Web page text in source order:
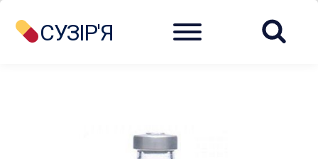
СУЗІР'Я Menu